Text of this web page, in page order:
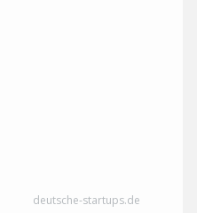
deutsche-startups.de